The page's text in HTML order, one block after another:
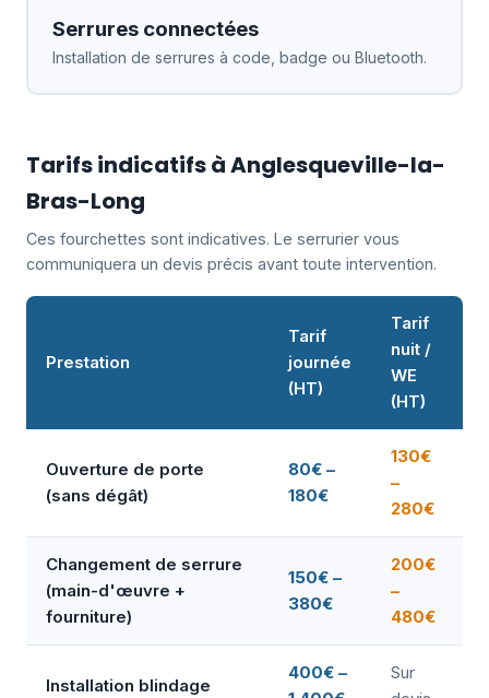
Serrures connectées
Installation de serrures à code, badge ou Bluetooth.
Tarifs indicatifs à Anglesqueville-la-
Bras-Long
Ces fourchettes sont indicatives. Le serrurier vous
communiquera un devis précis avant toute intervention.
Prestation
Tarif
journée
(HT)
Tarif
nuit /
WE
(HT)
Ouverture de porte
(sans dégât)
80€ –
180€
130€
–
280€
Changement de serrure
(main-d'œuvre +
fourniture)
150€ –
380€
200€
–
480€
Installation blindage
400€ –
Sur